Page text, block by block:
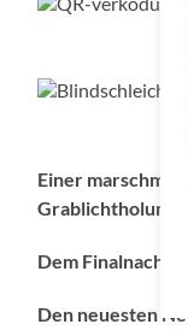
Einer
Grablichtholung
Dem
Den neuesten